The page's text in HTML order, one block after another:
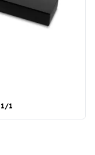
1/1